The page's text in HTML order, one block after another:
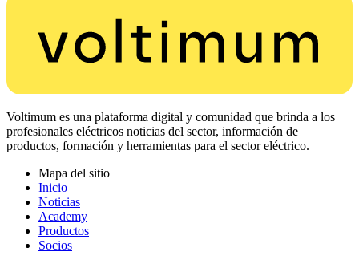
Voltimum es una plataforma digital y comunidad que brinda a los
profesionales eléctricos noticias del sector, información de
productos, formación y herramientas para el sector eléctrico.
Mapa del sitio
Inicio
Noticias
Academy
Productos
Socios